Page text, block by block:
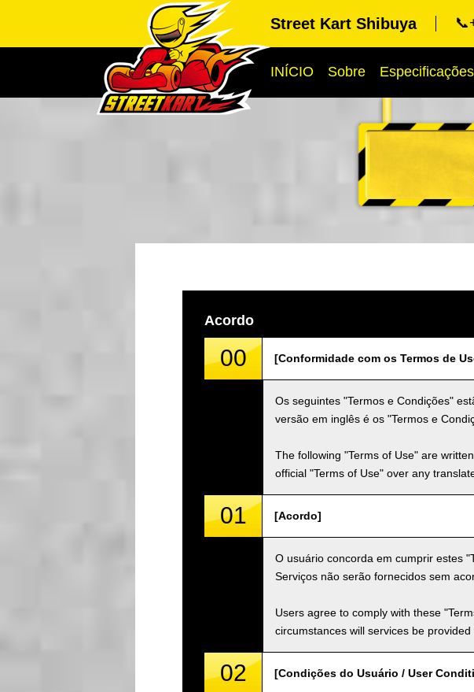
Street Kart Shibuya
INÍCIO Sobre Especificações
Acordo
00 [Conformidade com os Termos de
Os seguintes "Termos e Condições"
versão em inglês é os "Termos e
The following "Terms of Use" are
official "Terms of Use" over any
01 [Acordo]
O usuário concorda em cumprir estes
Serviços não serão fornecidos sem
Users agree to comply with these
circumstances will services be provided
02 [Condições do Usuário / User